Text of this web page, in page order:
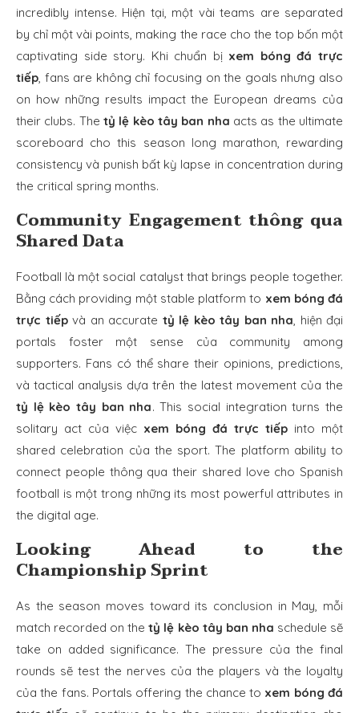
incredibly intense. Hiện tại, một vài teams are separated
by chỉ một vài points, making the race cho the top bốn một
captivating side story. Khi chuẩn bị xem bóng đá trực
tiếp, fans are không chỉ focusing on the goals nhưng also
on how những results impact the European dreams của
their clubs. The tỷ lệ kèo tây ban nha acts as the ultimate
scoreboard cho this season long marathon, rewarding
consistency và punish bất kỳ lapse in concentration during
the critical spring months.
Community Engagement thông qua
Shared Data
Football là một social catalyst that brings people together.
Bằng cách providing một stable platform to xem bóng đá
trực tiếpvà an accurate tỷ lệ kèo tây ban nha, hiện đại
portals foster một sense của community among
supporters. Fans có thể share their opinions, predictions,
và tactical analysis dựa trên the latest movement của the
tỷ lệ kèo tây ban nha. This social integration turns the
solitary act của việc xem bóng đá trực tiếp into một
shared celebration của the sport. The platform ability to
connect people thông qua their shared love cho Spanish
football is một trong những its most powerful attributes in
the digital age.
Looking Ahead to the
Championship Sprint
As the season moves toward its conclusion in May, mỗi
match recorded on thetỷ lệ kèo tây ban nha schedule sẽ
take on added significance. The pressure của the final
rounds sẽ test the nerves của the players và the loyalty
của the fans. Portals offering the chance to xem bóng đá